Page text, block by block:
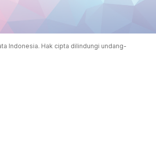
Indonesia. Hak cipta dilindungi undang-